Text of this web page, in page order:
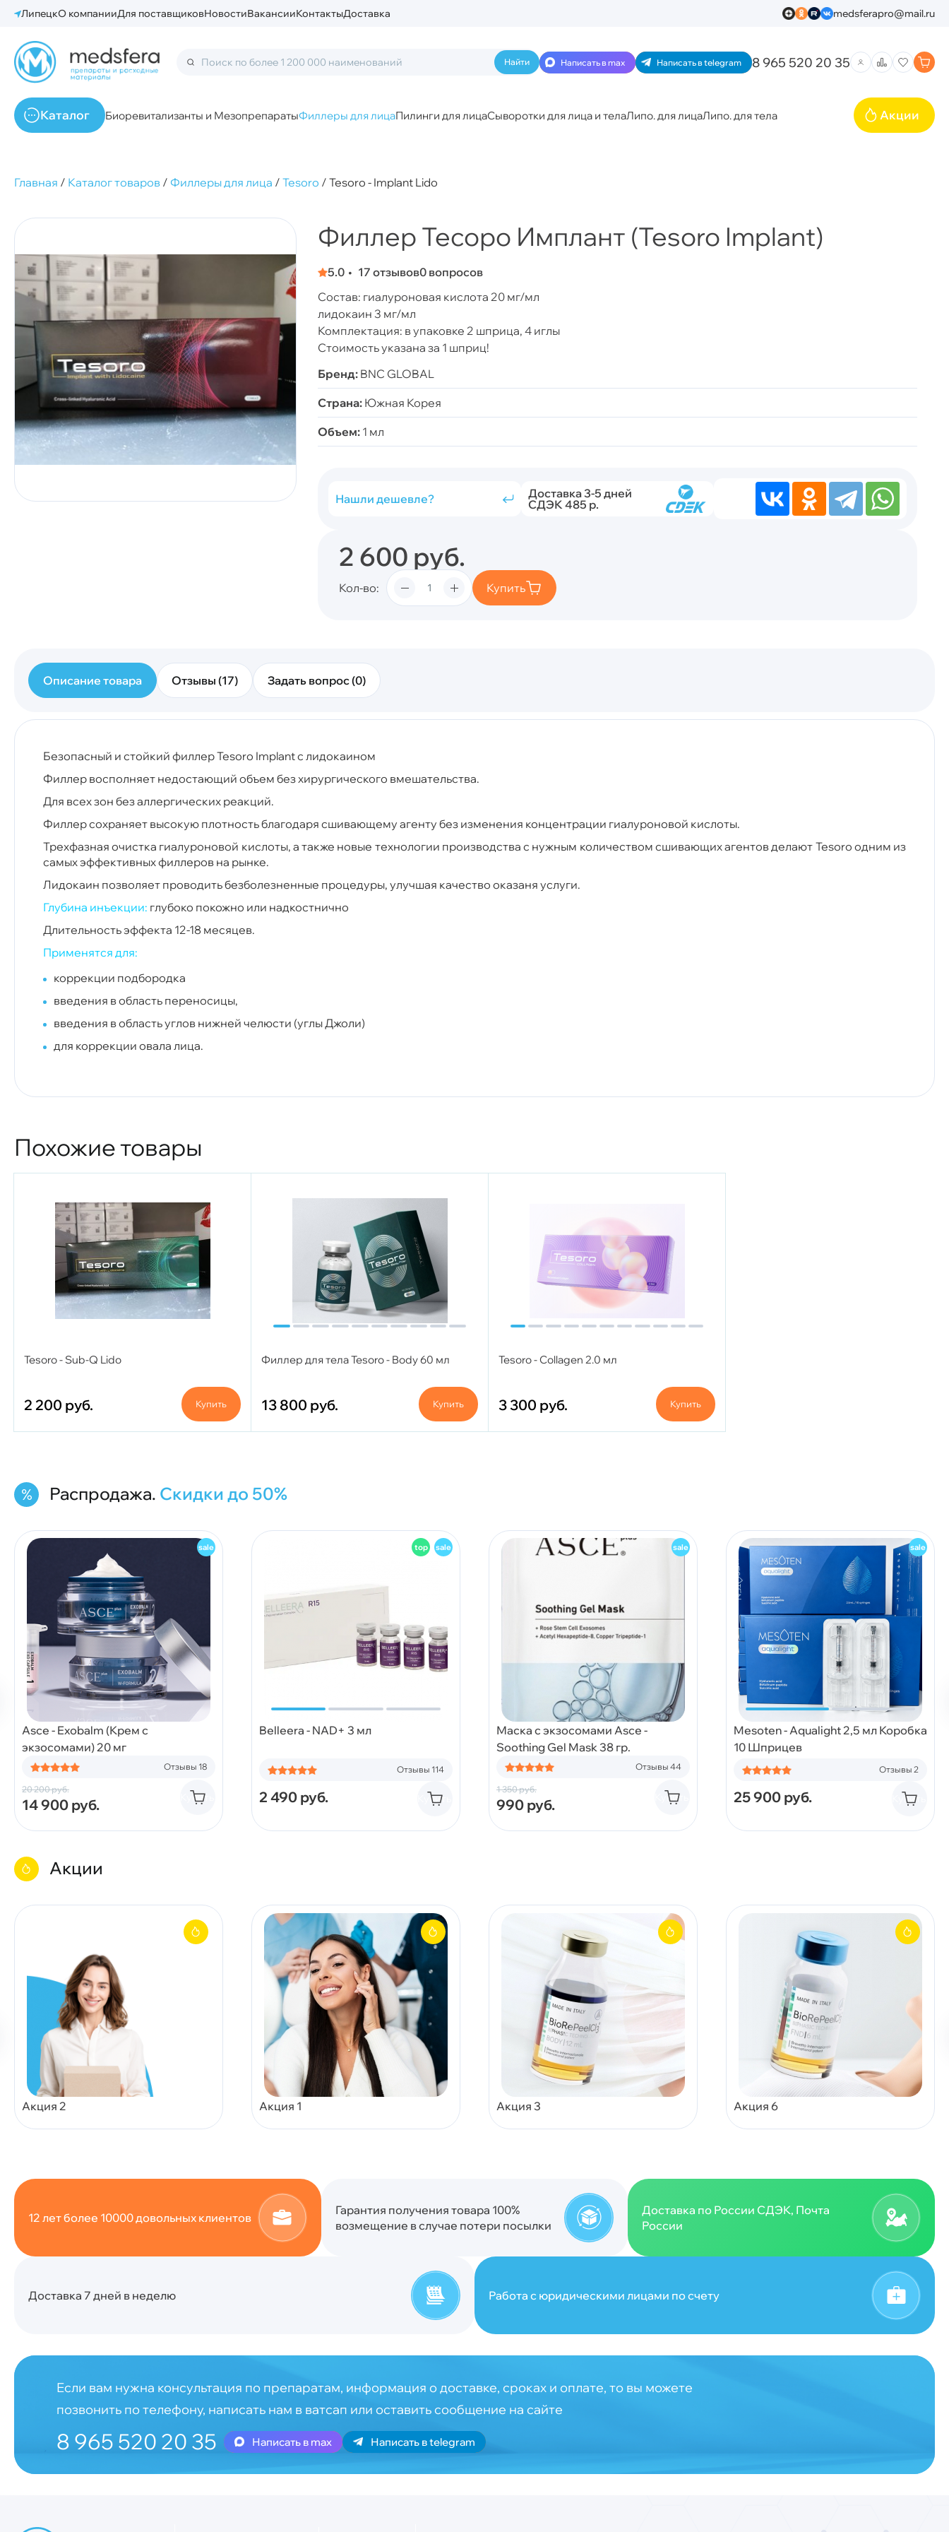
ЛипецкО компанииДля поставщиковНовостиВакансииКонтактыДоставка medsferapro@mail.ru
Написать в max Написать в telegram 8 965 520 20 35
Каталог Биоревитализанты и МезопрепаратыФиллеры для лицаПилинги для лицаСыворотки для лица и телаЛипо. для лицаЛипо. для тела Акции
Главная / Каталог товаров / Филлеры для лица / Tesoro / Tesoro - Implant Lido
Филлер Тесоро Имплант (Tesoro Implant)
5.0 17 отзывов0 вопросов
Состав: гиалуроновая кислота 20 мг/мл
лидокаин 3 мг/мл
Комплектация: в упаковке 2 шприца, 4 иглы
Стоимость указана за 1 шприц!
Бренд: BNC GLOBAL
Страна: Южная Корея
Объем: 1 мл
Нашли дешевле?
Доставка 3-5 дней
СДЭК 485 р.
2 600 руб.
Кол-во Купить
Описание товара Отзывы (17) Задать вопрос (0)
Безопасный и стойкий филлер Tesoro Implant с лидокаином
Филлер восполняет недостающий объем без хирургического вмешательства.
Для всех зон без аллергических реакций.
Филлер сохраняет высокую плотность благодаря сшивающему агенту без изменения концентрации гиалуроновой кислоты.
Трехфазная очистка гиалуроновой кислоты, а также новые технологии производства с нужным количеством сшивающих агентов делают Tesoro одним из
самых эффективных филлеров на рынке.
Лидокаин позволяет проводить безболезненные процедуры, улучшая качество оказаня услуги.
Глубина инъекции: глубоко покожно или надкостнично
Длительность эффекта 12-18 месяцев.
Применятся для:
коррекции подбородка
введения в область переносицы,
введения в область углов нижней челюсти (углы Джоли)
для коррекции овала лица.
Похожие товары
Tesoro - Sub-Q Lido
2 200 руб. Купить
Филлер для тела Tesoro - Body 60 мл
13 800 руб. Купить
Tesoro - Collagen 2.0 мл
3 300 руб. Купить
Распродажа. Скидки до 50%
Asce - Exobalm (Крем с
экзосомами) 20 мг
Отзывы 18
20 200руб.
14 900 руб. Купить
Belleera - NAD+ 3 мл
Отзывы 114
2 490 руб. Купить
Маска с экзосомами Asce -
Soothing Gel Mask 38 гр.
Отзывы 44
1 350руб.
990 руб. Купить
Mesoten - Aqualight 2,5 мл Коробка
10 Шприцев
Отзывы 2
25 900 руб. Купить
Акции
Акция 2 Акция 1 Акция 3 Акция 6
12 лет более 10000 довольных клиентов
Гарантия получения товара 100%
возмещение в случае потери посылки
Доставка по России СДЭК, Почта
России
Доставка 7 дней в неделю Работа с юридическими лицами по счету
Если вам нужна консультация по препаратам, информация о доставке, сроках и оплате, то вы можете
позвонить по телефону, написать нам в ватсап или оставить сообщение на сайте
8 965 520 20 35 Написать в max Написать в telegram